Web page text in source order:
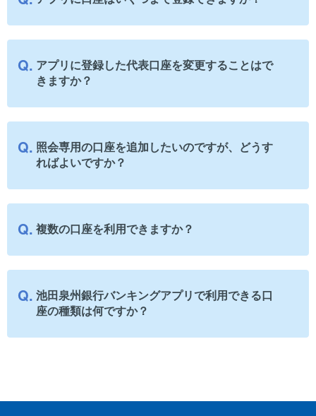
アプリに登録した代表口座を変更することはで
きますか？
照会専用の口座を追加したいのですが、どうす
ればよいですか？
複数の口座を利用できますか？
池田泉州銀行バンキングアプリで利用できる口
座の種類は何ですか？